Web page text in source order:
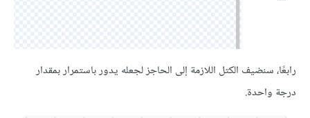
الكتل اللازمة إلى الحاجز لجعله يدور باستمرار بمقدار